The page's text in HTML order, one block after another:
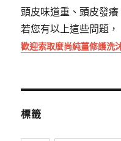
頭皮味道重、頭皮發癢
若您有以上這些問題，
歡迎索取麼尚純薑修護洗
標籤